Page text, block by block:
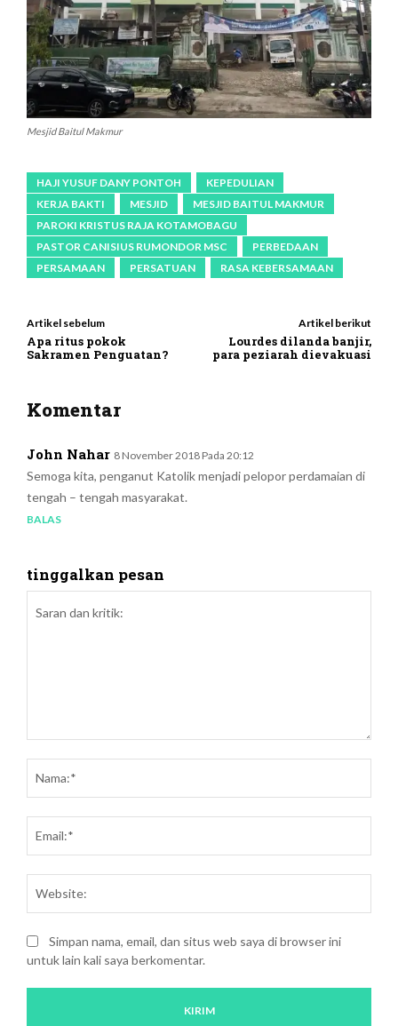
Mesjid Baitul Makmur
HAJI YUSUF DANY PONTOH
KEPEDULIAN
KERJA BAKTI
MESJID
MESJID BAITUL MAKMUR
PAROKI KRISTUS RAJA KOTAMOBAGU
PASTOR CANISIUS RUMONDOR MSC
PERBEDAAN
PERSAMAAN
PERSATUAN RASA KEBERSAMAAN
Artikel sebelum
Apa ritus pokok
Sakramen Penguatan?
Artikel berikut
Lourdes dilanda banjir,
para peziarah dievakuasi
Komentar
John Nahar 8 November 2018 Pada 20:12
Semoga kita, penganut Katolik menjadi pelopor perdamaian di
tengah – tengah masyarakat.
BALAS
tinggalkan pesan
kritik:
Simpan nama, email, dan situs web saya di browser ini
untuk lain kali saya berkomentar.